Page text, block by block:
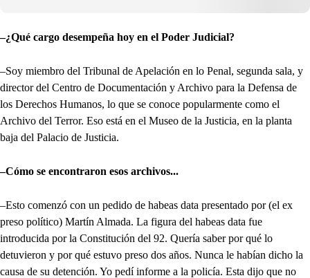
–¿Qué cargo desempeña hoy en el Poder Judicial?
–Soy miembro del Tribunal de Apelación en lo Penal, segunda sala, y
director del Centro de Documentación y Archivo para la Defensa de
los Derechos Humanos, lo que se conoce popularmente como el
Archivo del Terror. Eso está en el Museo de la Justicia, en la planta
baja del Palacio de Justicia.
–Cómo se encontraron esos archivos...
–Esto comenzó con un pedido de habeas data presentado por (el ex
preso político) Martín Almada. La figura del habeas data fue
introducida por la Constitución del 92. Quería saber por qué lo
detuvieron y por qué estuvo preso dos años. Nunca le habían dicho la
causa de su detención. Yo pedí informe a la policía. Esta dijo que no